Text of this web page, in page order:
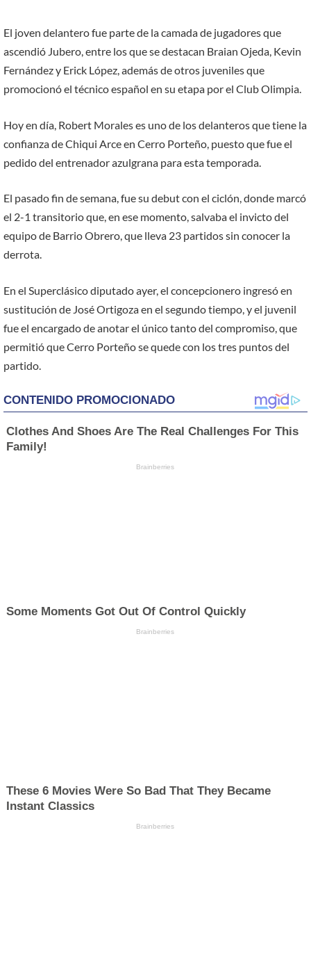
El joven delantero fue parte de la camada de jugadores que
ascendió Jubero, entre los que se destacan Braian Ojeda, Kevin
Fernández y Erick López, además de otros juveniles que
promocionó el técnico español en su etapa por el Club Olimpia.
Hoy en día, Robert Morales es uno de los delanteros que tiene la
confianza de Chiqui Arce en Cerro Porteño, puesto que fue el
pedido del entrenador azulgrana para esta temporada.
El pasado fin de semana, fue su debut con el ciclón, donde marcó
el 2-1 transitorio que, en ese momento, salvaba el invicto del
equipo de Barrio Obrero, que lleva 23 partidos sin conocer la
derrota.
En el Superclásico diputado ayer, el concepcionero ingresó en
sustitución de José Ortigoza en el segundo tiempo, y el juvenil
fue el encargado de anotar el único tanto del compromiso, que
permitió que Cerro Porteño se quede con los tres puntos del
partido.